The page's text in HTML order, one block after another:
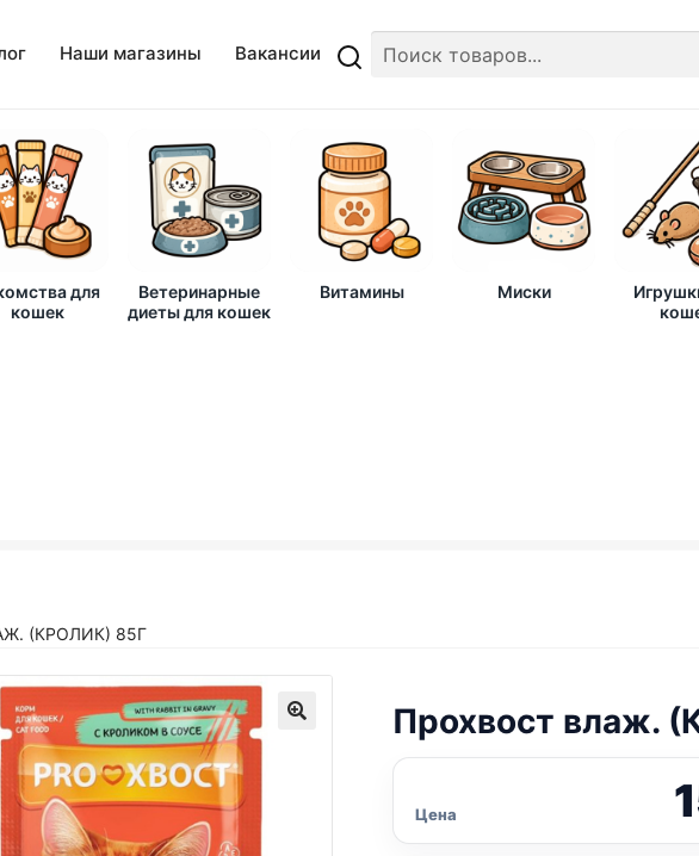
Наши магазины Вакансии
для
кошек
Ветеринарные
диеты для кошек
Витамины Миски
(КРОЛИК) 85Г
Прохвост влаж.
Цена